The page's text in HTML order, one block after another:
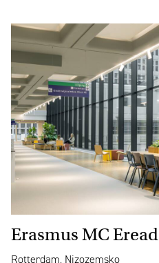
Erasmus MC Eread
Rotterdam, Nizozemsko